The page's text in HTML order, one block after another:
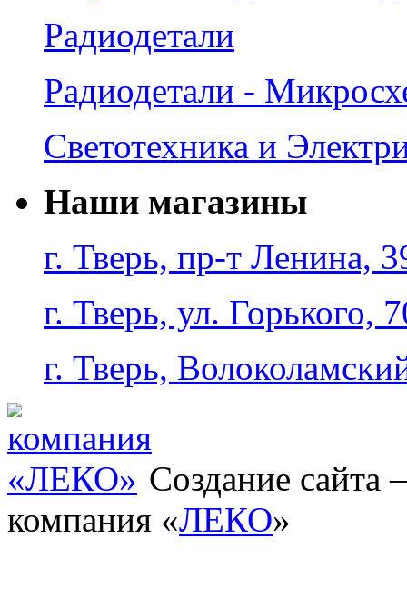
Радиодетали
Радиодетали -
Светотехника и
Наши магазины
г. Тверь, пр-т Ленина,
г. Тверь, ул. Горького,
г. Тверь,
Создание сайта
компания «ЛЕКО»